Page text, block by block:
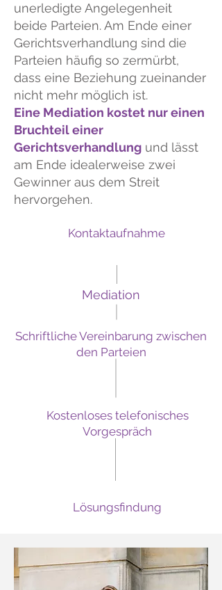
unerledigte Angelegenheit
beide Parteien. Am Ende einer
Gerichtsverhandlung sind die
Parteien häufig so zermürbt,
dass eine Beziehung zueinander
nicht mehr möglich ist.
Eine Mediation kostet nur einen
Bruchteil einer
Gerichtsverhandlung und lässt
am Ende idealerweise zwei
Gewinner aus dem Streit
hervorgehen.
Kontaktaufnahme
Mediation
Schriftliche Vereinbarung zwischen
den Parteien
Kostenloses telefonisches
Vorgespräch
Lösungsfindung